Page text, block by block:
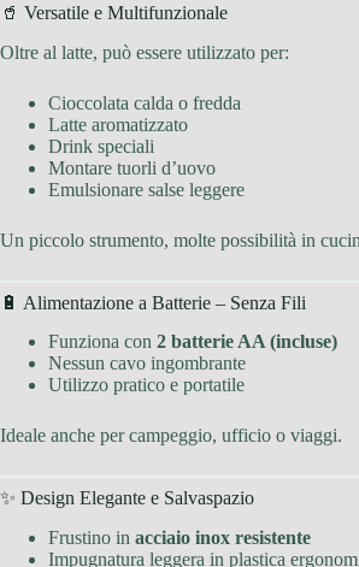
🥤 Versatile e Multifunzionale
Oltre al latte, può essere utilizzato per:
Cioccolata calda o fredda
Latte aromatizzato
Drink speciali
Montare tuorli d’uovo
Emulsionare salse leggere
Un piccolo strumento, molte possibilità in
🔋 Alimentazione a Batterie – Senza Fili
Funziona con 2 batterie AA (incluse)
Nessun cavo ingombrante
Utilizzo pratico e portatile
Ideale anche per campeggio, ufficio o viaggi.
✨ Design Elegante e Salvaspazio
Frustino in acciaio inox resistente
Impugnatura leggera in plastica